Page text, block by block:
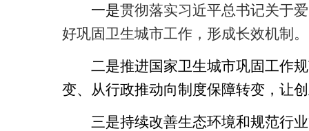
一是贯彻落实习近平总书记关于
好巩固卫生城市工作， 形成长效机制。
二是推进国家卫生城市巩固工作
变、从行政推动向制度保障转变，让
三是持续改善生态环境和规范行